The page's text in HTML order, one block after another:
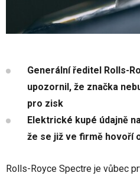
Generální ředitel Rolls-
upozornil, že značka
pro zisk
Elektrické kupé údajně
že se již ve firmě hovoří
Rolls-Royce Spectre je vůbec